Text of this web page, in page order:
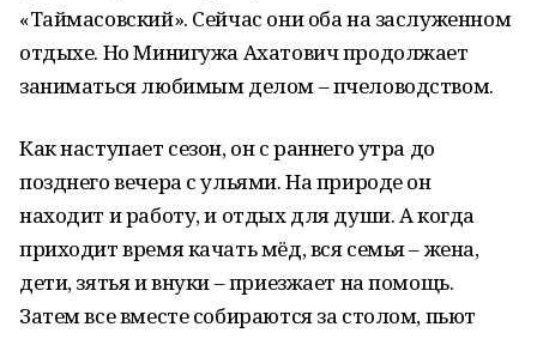
«Таймасовский». Сейчас они оба на заслуженном
отдыхе. Но Минигужа Ахатович продолжает
заниматься любимым делом – пчеловодством.
Как наступает сезон, он с раннего утра до
позднего вечера с ульями. На природе он
находит и работу, и отдых для души. А когда
приходит время качать мёд, вся семья – жена,
дети, зятья и внуки – приезжает на помощь.
Затем все вместе собираются за столом, пьют